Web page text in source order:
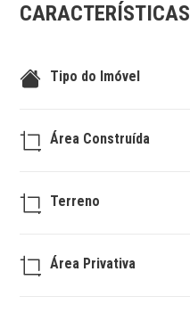
CARACTERÍSTICAS
Tipo do Imóvel
Área Construída
Terreno
Área Privativa